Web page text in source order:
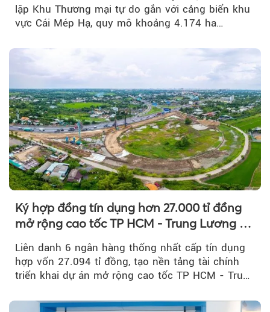
lập Khu Thương mại tự do gắn với cảng biển khu
vực Cái Mép Hạ, quy mô khoảng 4.174 ha…
Ký hợp đồng tín dụng hơn 27.000 tỉ đồng
mở rộng cao tốc TP HCM - Trung Lương -
Liên danh 6 ngân hàng thống nhất cấp tín dụng
hợp vốn 27.094 tỉ đồng, tạo nền tảng tài chính
triển khai dự án mở rộng cao tốc TP HCM - Trung
kết nối TP HCM với Đồng bằng sông Cửu Long.